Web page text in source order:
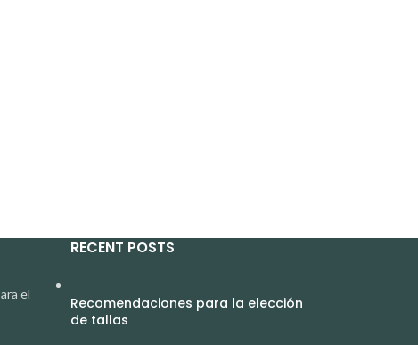
el
RECENT POSTS
Recomendaciones para la elección
de tallas